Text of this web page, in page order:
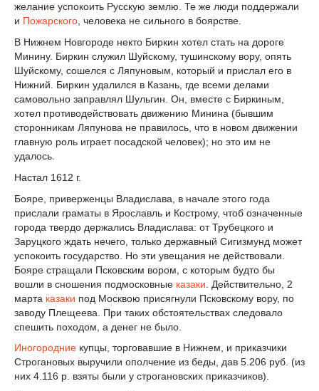
желание успокоить Русскую землю. Те же люди поддержали
и Пожарского , человека не сильного в боярстве.
В Нижнем Новгороде некто Биркин хотел стать на дороге
Минину. Биркин служил Шуйскому, тушинскому вору, опять
Шуйскому, сошелся с Ляпуновым, который и прислал его в
Нижний. Биркин удалился в Казань, где всеми делами
самовольно заправлял Шульгин. Он, вместе с Биркиным,
хотел противодействовать движению Минина (бывшим
сторонникам Ляпунова не правилось, что в новом движении
главную роль играет посадской человек); но это им не
удалось.
Настал 1612 г.
Бояре, приверженцы Владислава, в начале этого года
прислали граматы в Ярославль и Кострому, чтоб означенные
города твердо держались Владислава: от Трубецкого и
Заруцкого ждать нечего, только державный Сигизмунд может
успокоить государство. Но эти увещания не действовали.
Бояре стращали Псковским вором, с которым будто бы
вошли в сношения подмосковные казаки . Действительно, 2
марта казаки под Москвою присягнули Псковскому вору, по
заводу Плещеева. При таких обстоятельствах следовало
спешить походом, а денег не было.
Иногородние купцы, торговавшие в Нижнем, и приказчики
Строгановых выручили ополчение из беды, дав 5.206 руб. (из
них 4.116 р. взяты были у строгановских приказчиков).